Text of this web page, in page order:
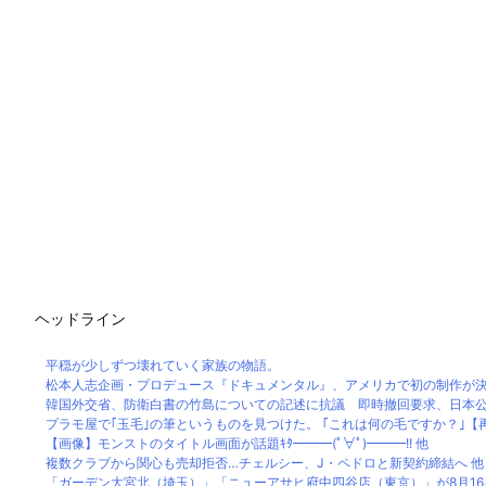
ヘッドライン
平穏が少しずつ壊れていく家族の物語。
松本人志企画・プロデュース『ドキュメンタル』、アメリカで初の制作が
韓国外交省、防衛白書の竹島についての記述に抗議 即時撤回要求、日本
プラモ屋で｢玉毛｣の筆というものを見つけた。 ｢これは何の毛ですか？｣【
【画像】モンストのタイトル画面が話題ｷﾀ━━━(ﾟ∀ﾟ)━━━!! 他
複数クラブから関心も売却拒否…チェルシー、J・ペドロと新契約締結へ 他
「ガーデン大宮北（埼玉）」「ニューアサヒ府中四谷店（東京）」が8月